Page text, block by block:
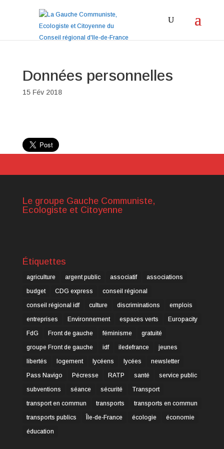
Données personnelles
15 Fév 2018
Le groupe Gauche Communiste,
Ecologiste et Citoyenne
Étiquettes
agriculture argent public associatif
associations
budget
CDG express
conseil régional
conseil régional idf
culture discriminations
emplois
entreprises
Environnement espaces verts
Europacity
FdG
Front de gauche féminisme
gratuité
groupe Front de gauche
idf iledefrance
jeunes
libertés
logement lycéens lycées
newsletter
Pass Navigo
Pécresse RATP santé
service public
subventions
séance sécurité
Transport
transport en commun
transports
transports en commun
transports publics
Île-de-France écologie
économie
éducation